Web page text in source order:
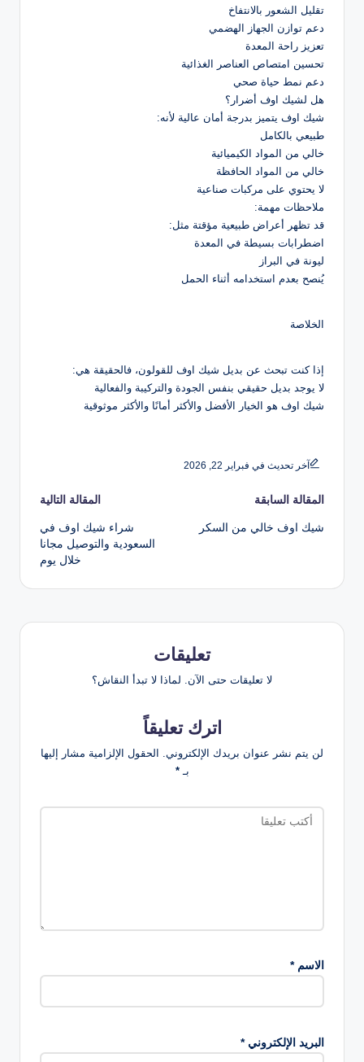
تقليل الشعور بالانتفاخ
دعم توازن الجهاز الهضمي
تعزيز راحة المعدة
تحسين امتصاص العناصر الغذائية
دعم نمط حياة صحي
هل لشيك اوف أضرار؟
شيك اوف يتميز بدرجة أمان عالية لأنه:
طبيعي بالكامل
خالي من المواد الكيميائية
خالي من المواد الحافظة
لا يحتوي على مركبات صناعية
ملاحظات مهمة:
قد تظهر أعراض طبيعية مؤقتة مثل:
اضطرابات بسيطة في المعدة
ليونة في البراز
يُنصح بعدم استخدامه أثناء الحمل
الخلاصة
إذا كنت تبحث عن بديل شيك اوف للقولون، فالحقيقة هي:
لا يوجد بديل حقيقي بنفس الجودة والتركيبة والفعالية
شيك اوف هو الخيار الأفضل والأكثر أمانًا والأكثر موثوقية
آخر تحديث في فبراير 22, 2026
تصفّح
المقالات
المقالة السابقة
شيك اوف خالي من السكر
المقالة التالية
شراء شيك اوف في
السعودية والتوصيل مجانا
خلال يوم
تعليقات
لا تعليقات حتى الآن. لماذا لا تبدأ النقاش؟
اترك تعليقاً
لن يتم نشر عنوان بريدك الإلكتروني.
الحقول الإلزامية مشار إليها
بـ*
الاسم*
البريد الإلكتروني*